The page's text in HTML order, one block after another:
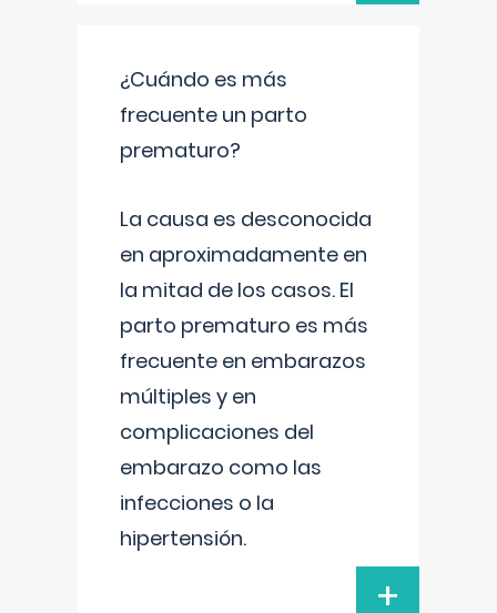
¿Cuándo es más
frecuente un parto
prematuro?
La causa es desconocida
en aproximadamente en
la mitad de los casos. El
parto prematuro es más
frecuente en embarazos
múltiples y en
complicaciones del
embarazo como las
infecciones o la
hipertensión.
+